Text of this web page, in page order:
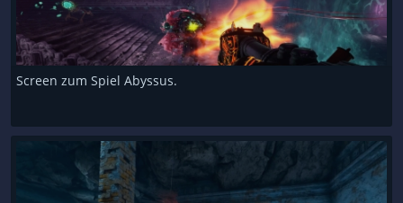
Screen zum Spiel Abyssus.